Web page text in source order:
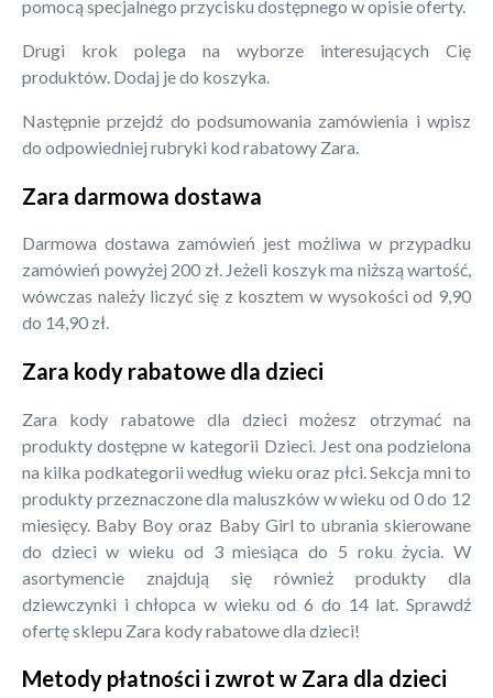
pomocą specjalnego przycisku dostępnego w opisie oferty.
Drugi krok polega na wyborze interesujących Cię
produktów. Dodaj je do koszyka.
Następnie przejdź do podsumowania zamówienia i wpisz
do odpowiedniej rubryki kod rabatowy Zara.
Zara darmowa dostawa
Darmowa dostawa zamówień jest możliwa w przypadku
zamówień powyżej 200 zł. Jeżeli koszyk ma niższą wartość,
wówczas należy liczyć się z kosztem w wysokości od 9,90
do 14,90 zł.
Zara kody rabatowe dla dzieci
Zara kody rabatowe dla dzieci możesz otrzymać na
produkty dostępne w kategorii Dzieci. Jest ona podzielona
na kilka podkategorii według wieku oraz płci. Sekcja mni to
produkty przeznaczone dla maluszków w wieku od 0 do 12
miesięcy. Baby Boy oraz Baby Girl to ubrania skierowane
do dzieci w wieku od 3 miesiąca do 5 roku życia. W
asortymencie znajdują się również produkty dla
dziewczynki i chłopca w wieku od 6 do 14 lat. Sprawdź
ofertę sklepu Zara kody rabatowe dla dzieci!
Metody płatności i zwrot w Zara dla dzieci